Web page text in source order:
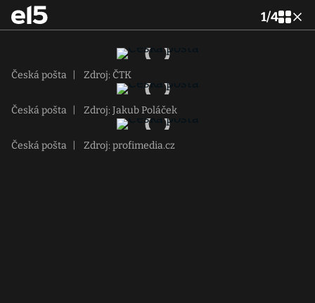
1/4
Česká pošta Zdroj: ČTK
Česká pošta Zdroj: Jakub Poláček
Česká pošta Zdroj: profimedia.cz